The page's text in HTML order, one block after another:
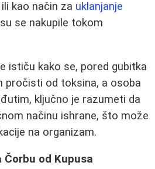
kao način za uklanjanje
se nakupile tokom
ističu kako se, pored gubitka
pročisti od toksina, a osoba
ključno je razumeti da
načinu ishrane, što može
na organizam.
Čorbu od Kupusa